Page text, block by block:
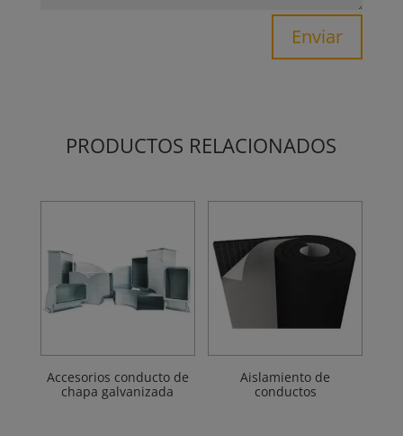
Enviar
PRODUCTOS RELACIONADOS
Accesorios conducto de
chapa galvanizada
Aislamiento de
conductos